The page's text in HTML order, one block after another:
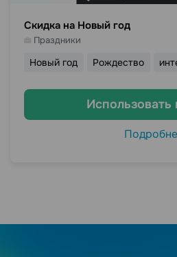
Скидка на Новый год
Праздники
Новый год Рождество